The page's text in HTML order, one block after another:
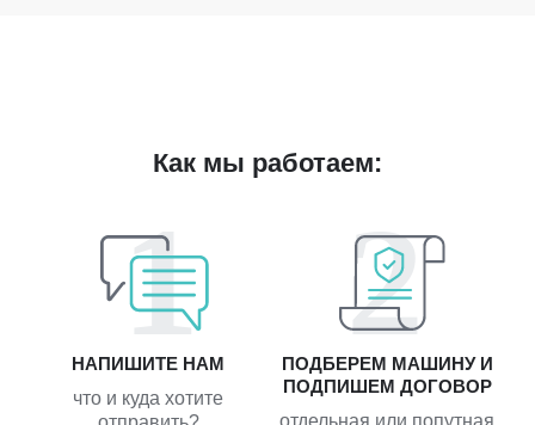
Как мы работаем:
НАПИШИТЕ НАМ
что и куда хотите
ПОДБЕРЕМ МАШИНУ И
ПОДПИШЕМ ДОГОВОР
отдельная или попутная